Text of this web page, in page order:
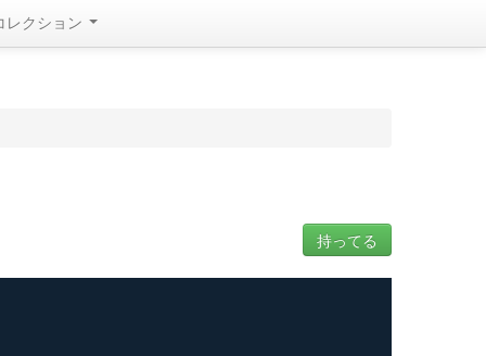
レクション
持ってる